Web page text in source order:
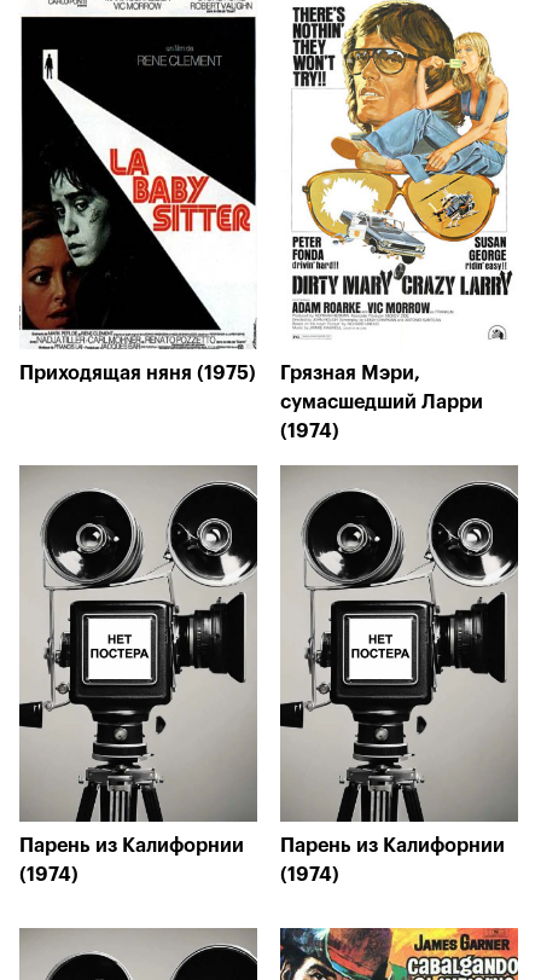
Приходящая няня (1975)
Грязная Мэри,
сумасшедший Ларри
(1974)
Парень из Калифорнии
(1974)
Парень из Калифорнии
(1974)